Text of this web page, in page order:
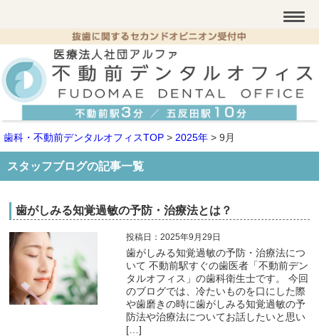
歯科・不動前デンタルオフィスTOP > 2025年 > 9月
スタッフブログの記事一覧
歯がしみる知覚過敏の予防・治療法とは？
投稿日：2025年9月29日
歯がしみる知覚過敏の予防・治療法につ
いて 不動前駅すぐの歯医者「不動前デン
タルオフィス」の歯科衛生士です。 今回
のブログでは、冷たいものを口にした際
や歯磨きの時に歯がしみる知覚過敏の予
防法や治療法についてお話したいと思い
[…]